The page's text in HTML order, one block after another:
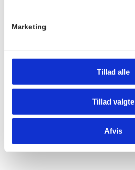
Marketing
Tillad alle
Tillad valgte
Afvis
Pris:
Sted
Skovvej 7
Telefon